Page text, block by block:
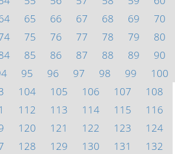
65 66 67 68 69
70
75 76 77 78 79
80
85 86 87 88 89
90
95 96 97 98 99
100
104 105 106 107
108
112 113 114 115
116
120 121 122 123
124
128 129 130 131
132